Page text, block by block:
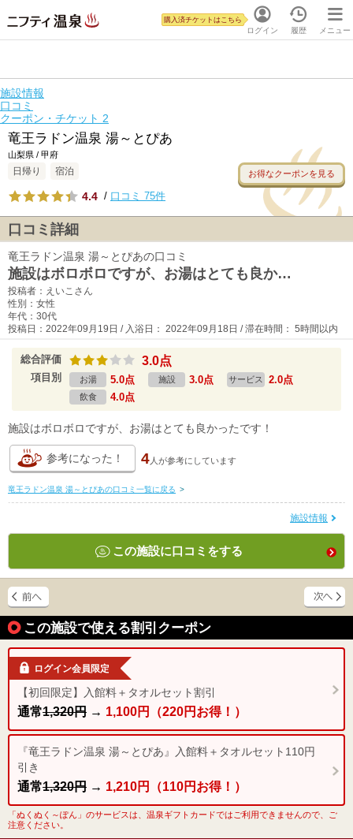
ログイン
購入済チケットはこちら
履歴 メニュー
施設情報
口コミ
クーポン・チケット 2
竜王ラドン温泉 湯～とぴあ
山梨県 / 甲府
日帰り 宿泊 お得なクーポンを見る
4.4 / 口コミ 75件
口コミ詳細
竜王ラドン温泉 湯～とぴあの口コミ
施設はボロボロですが、お湯はとても良か…
投稿者：えいこさん
性別：女性
年代：30代
投稿日：2022年09月19日 / 入浴日： 2022年09月18日 / 滞在時間： 5時間以内
総合評価 3.0点
項目別 お湯 5.0点 施設 3.0点 サービス 2.0点
飲食 4.0点
施設はボロボロですが、お湯はとても良かったです！
参考になった！ 4人が参考にしています
竜王ラドン温泉 湯～とぴあの口コミ一覧に戻る >
施設情報
この施設に口コミをする
この施設で使える割引クーポン
ログイン会員限定
【初回限定】入館料＋タオルセット割引
通常1,320円 → 1,100円（220円お得！）
『竜王ラドン温泉 湯～とぴあ』入館料＋タオルセット110円
引き
通常1,320円 → 1,210円（110円お得！）
「ぬくぬく～ぽん」のサービスは、温泉ギフトカードではご利用できませんので、ご
注意ください。